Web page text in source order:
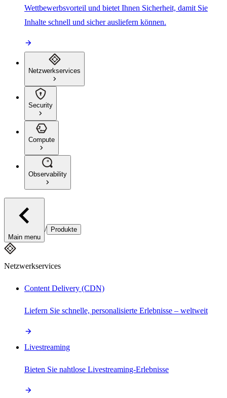
Wettbewerbsvorteil und bietet Ihnen Sicherheit, damit Sie
Inhalte schnell und sicher ausliefern können.
Netzwerkservices
Security
Compute
Observability
Main menu
/ Produkte
Netzwerkservices
Content Delivery (CDN)
Liefern Sie schnelle, personalisierte Erlebnisse – weltweit
Livestreaming
Bieten Sie nahtlose Livestreaming-Erlebnisse